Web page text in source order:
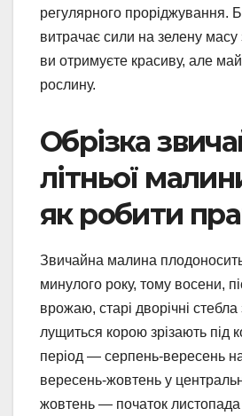
регулярного проріджування.
витрачає сили на зелену масу
ви отримуєте красиву, але
рослину.
Обрізка
літньої
як робити
Звичайна малина
минулого року, тому восени,
врожаю, старі дворічні
лущиться корою зрізають під
період — серпень-вересень на
вересень-жовтень у
жовтень — початок листопада